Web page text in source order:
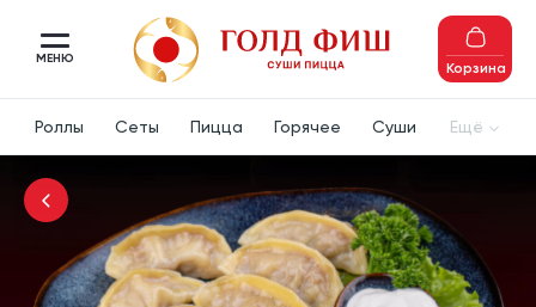
МЕНЮ
Корзина
Роллы Сеты Пицца Горячее Суши Ещё